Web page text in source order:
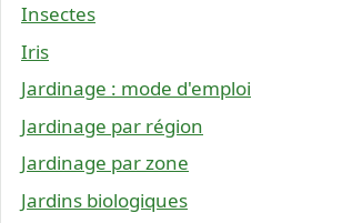
Insectes
Iris
Jardinage : mode d'emploi
Jardinage par région
Jardinage par zone
Jardins biologiques